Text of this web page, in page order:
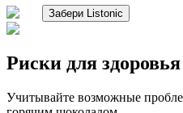
Забери Listonic
Риски для здоровья
Учитывайте возможные